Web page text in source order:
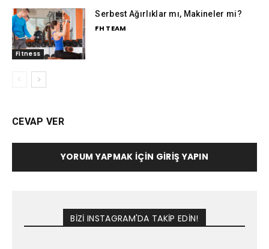
Fitness
Serbest Ağırlıklar mı, Makineler mi?
FH TEAM
CEVAP VER
YORUM YAPMAK İÇIN GIRIŞ YAPIN
BİZİ INSTAGRAM'DA TAKİP EDİN!